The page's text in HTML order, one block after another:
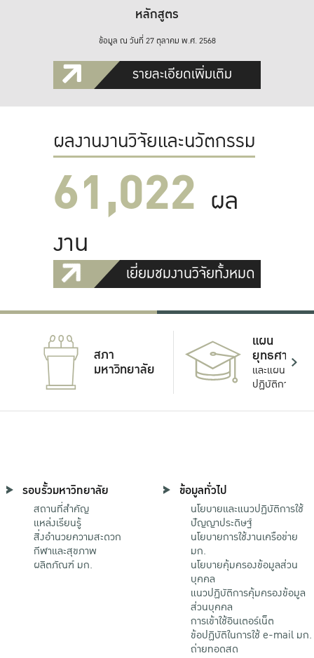
หลักสูตร
ข้อมูล ณ วันที่ 27 ตุลาคม พ.ศ. 2568
รายละเอียดเพิ่มเติม
ผลงานงานวิจัยและนวัตกรรม
61,022 ผล
งาน
เยี่ยมชมงานวิจัยทั้งหมด
สภา
มหาวิทยาลัย
แผน
ยุทธศาสตร์
และแผน
ปฏิบัติการ
รอบรั้วมหาวิทยาลัย
สถานที่สำคัญ
แหล่งเรียนรู้
สิ่งอำนวยความสะดวก
กีฬาและสุขภาพ
ผลิตภัณฑ์ มก.
ข้อมูลทั่วไป
นโยบายและแนวปฏิบัติการใช้
ปัญญาประดิษฐ์
นโยบายการใช้งานเครือข่าย
มก.
นโยบายคุ้มครองข้อมูลส่วน
บุคคล
แนวปฏิบัติการคุ้มครองข้อมูล
ส่วนบุคคล
การเข้าใช้อินเตอร์เน็ต
ข้อปฏิบัติในการใช้ e-mail มก.
ถ่ายทอดสด